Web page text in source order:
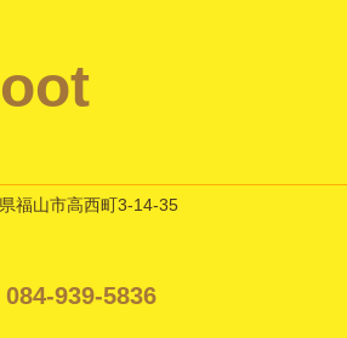
福山市高西町3-14-35
939-5836